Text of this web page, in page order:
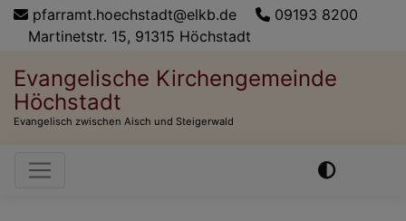
Direktpfarramt.hoechstadt@elkb.de
09193 8200
Martinetstr. 15, 91315 Höchstadt
Evangelische Kirchengemeinde
Höchstadt
Evangelisch zwischen Aisch und Steigerwald
Hauptnavigation